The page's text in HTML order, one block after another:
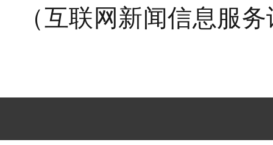
（互联网新闻信息服